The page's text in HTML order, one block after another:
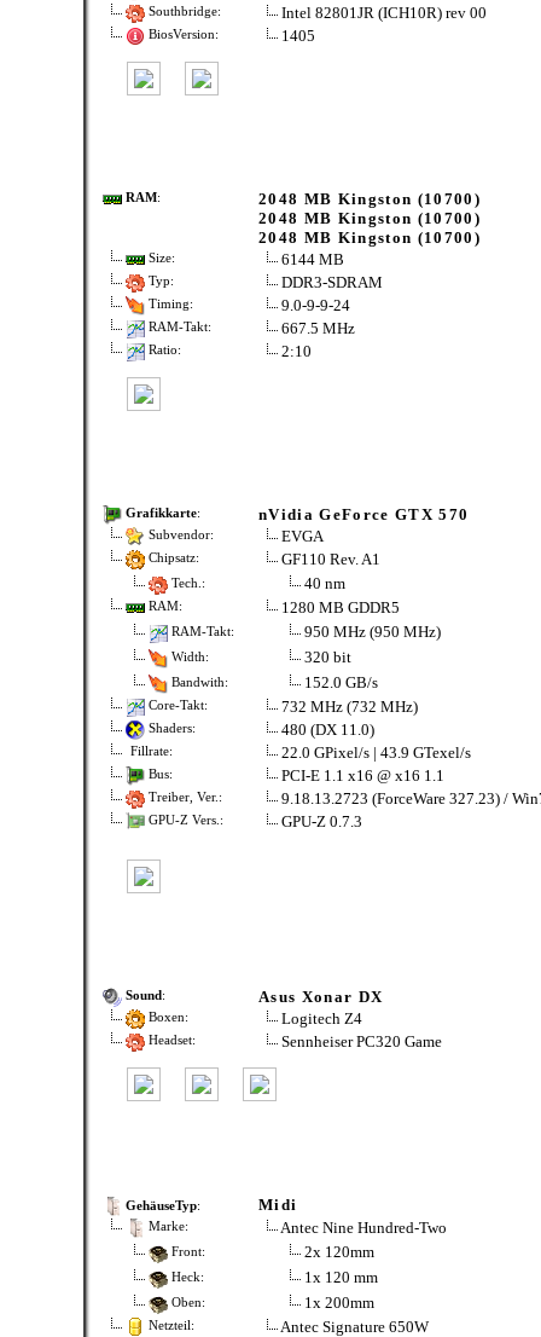
Southbridge: Intel 82801JR (ICH10R) rev 00
BiosVersion: 1405
RAM:
2048 MB Kingston (10700)
2048 MB Kingston (10700)
2048 MB Kingston (10700)
Size: 6144 MB
Typ: DDR3-SDRAM
Timing: 9.0-9-9-24
RAM-Takt: 667.5 MHz
Ratio: 2:10
Grafikkarte: nVidia GeForce GTX 570
Subvendor: EVGA
Chipsatz: GF110 Rev. A1
Tech.: 40 nm
RAM: 1280 MB GDDR5
RAM-Takt: 950 MHz (950 MHz)
Width: 320 bit
Bandwith: 152.0 GB/s
Core-Takt: 732 MHz (732 MHz)
Shaders: 480 (DX 11.0)
Fillrate: 22.0 GPixel/s | 43.9 GTexel/s
Bus: PCI-E 1.1 x16 @ x16 1.1
Treiber, Ver.: 9.18.13.2723 (ForceWare 327.23) /
GPU-Z Vers.: GPU-Z 0.7.3
Sound: Asus Xonar DX
Boxen: Logitech Z4
Headset: Sennheiser PC320 Game
GehäuseTyp: Midi
Marke: Antec Nine Hundred-Two
Front: 2x 120mm
Heck: 1x 120 mm
Oben: 1x 200mm
Netzteil: Antec Signature 650W